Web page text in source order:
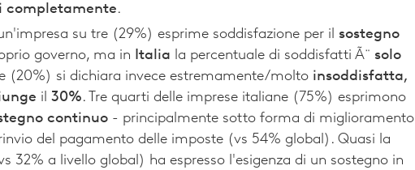
completamente.
su tre (29%) esprime soddisfazione per il sostegno
governo, ma in Italia la percentuale di soddisfatti Ã¨ solo
(20%) si dichiara invece estremamente/molto insoddisfatta,
il 30%. Tre quarti delle imprese italiane (75%) esprimono
continuo - principalmente sotto forma di miglioramento
del pagamento delle imposte (vs 54% global). Quasi la
32% a livello global) ha espresso l'esigenza di un sostegno in